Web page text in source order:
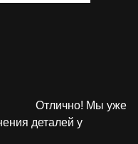
Отлично! Мы уже
деталей у